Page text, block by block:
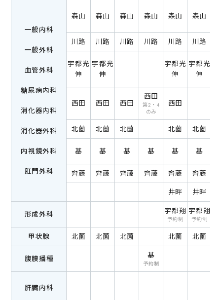
一般内科
一般外科
血管外科
糖尿病内科
消化器内科
消化器外科
内視鏡外科
肛門外科
森山 森山 森山 森山 森山 森山
川路 川路 川路 川路 川路 川路
宇都光
伸
宇都光
伸
宇都光
伸
宇都光
伸
西田 西田 西田
西田
第2・4
のみ
西田
北薗 北薗 北薗 北薗 北薗
基 基 基 基 基 基
齊藤 齊藤 齊藤 齊藤 齊藤 齊藤
井畔
井畔
形成外科 宇都翔
予約制
宇都翔
予約制
甲状腺 北薗 北薗 北薗 北薗 北薗
腹膜播種 基
予約制
肝臓内科